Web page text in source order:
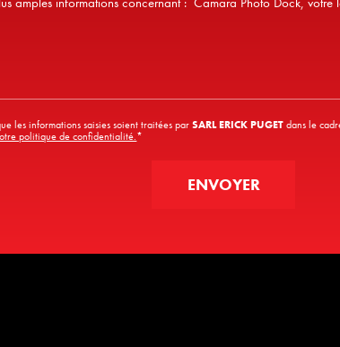
les informations saisies soient traitées parSARL ERICK PUGETdans le
politique de confidentialité.*